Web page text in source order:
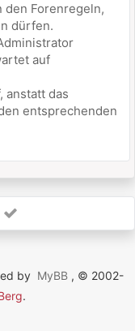
den Forenregeln,
dürfen.
auf
anstatt das
entsprechenden
by MyBB , © 2002-
.